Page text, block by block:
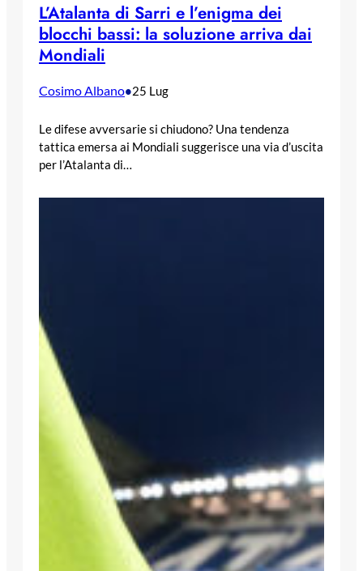
L’Atalanta di Sarri e l’enigma dei
blocchi bassi: la soluzione arriva dai
Mondiali
Cosimo Albano•25 Lug
Le difese avversarie si chiudono? Una tendenza
tattica emersa ai Mondiali suggerisce una via d’uscita
per l’Atalanta di…